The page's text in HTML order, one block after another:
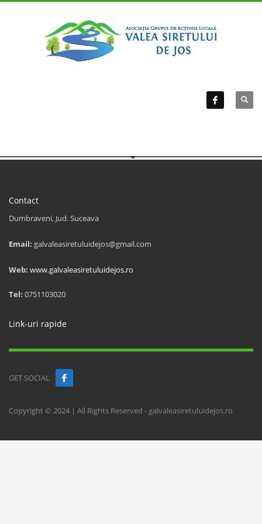
Contact
Dumbraveni, Jud. Suceava
Email: galvaleasiretuluidejos@gmail.com
Web: www.galvaleasiretuluidejos.ro
Tel: 0751103020
Link-uri rapide
GET SOCIAL
Copyright © 2024 | All Rights Reserved - galvaleasiretuluidejos.ro